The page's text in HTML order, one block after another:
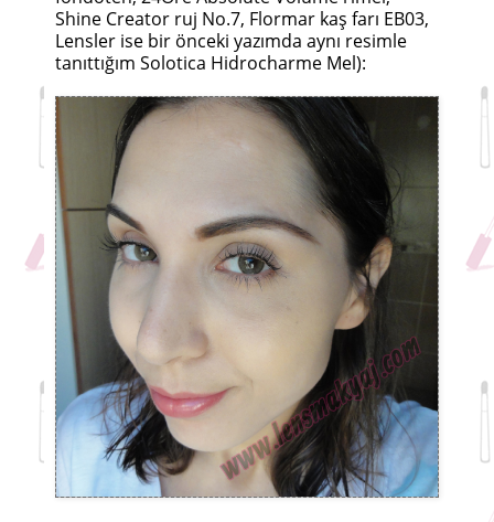
Shine Creator ruj No.7, Flormar kaş farı EB03,
Lensler ise bir önceki yazımda aynı resimle
tanıttığım Solotica Hidrocharme Mel):